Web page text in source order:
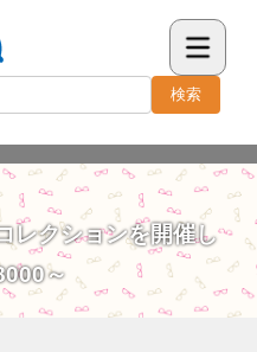
検索
レクションを開催し
～